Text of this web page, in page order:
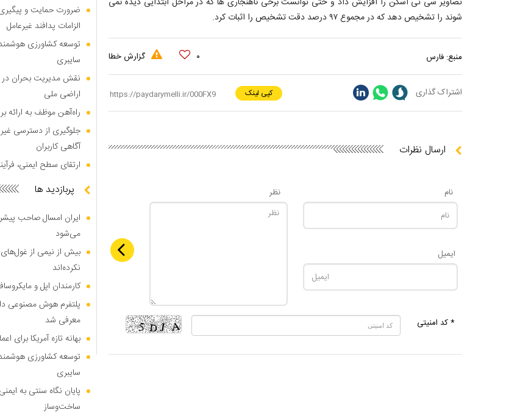
‌شوند را تشخیص دهد که در مجموع ۹۷ درصد دقت تشخیص را اثبات کرد.
منبع: فارس ۰ گزارش خطا
اشتراک گذاری کپی لینک
ارسال نظرات
نام
ایمیل
نظر
* کد امنیتی
ضرورت حمایت و پیگیری
الزامات پدافند غیرعامل
توسعه کشاورزی
سایبری
نقش مدیریت بحران
اراضی ملی
راه‌آهن موظف به ارائه
جلوگیری از دسترسی
آگاهی کاربران
ارتقای سطح ایمنی،
پربازدید ها
ایران امسال صاحب
می‌شود
بیش از نیمی از
نکرده‌اند
کارمندان اپل و
پلتفرم هوش مصنوعی
معرفی شد
بهانه تازه آمریکا
توسعه کشاورزی
سایبری
پایان نگاه سنتی به
ساخت‌وساز